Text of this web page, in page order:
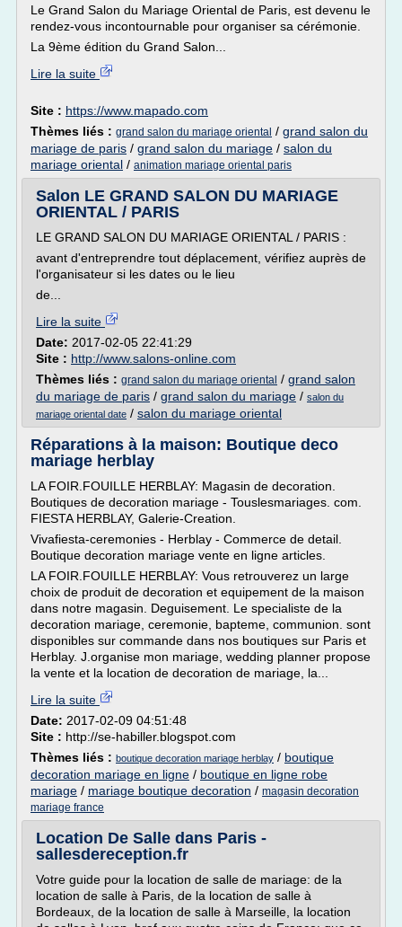
Le Grand Salon du Mariage Oriental de Paris, est devenu le
rendez-vous incontournable pour organiser sa cérémonie.
La 9ème édition du Grand Salon...
Lire la suite
Site : https://www.mapado.com
Thèmes liés : grand salon du mariage oriental / grand salon du
mariage de paris / grand salon du mariage / salon du
mariage oriental / animation mariage oriental paris
Salon LE GRAND SALON DU MARIAGE
ORIENTAL / PARIS
LE GRAND SALON DU MARIAGE ORIENTAL / PARIS :
avant d'entreprendre tout déplacement, vérifiez auprès de
l'organisateur si les dates ou le lieu
de...
Lire la suite
Date: 2017-02-05 22:41:29
Site : http://www.salons-online.com
Thèmes liés : grand salon du mariage oriental / grand salon
du mariage de paris / grand salon du mariage / salon du
mariage oriental date / salon du mariage oriental
Réparations à la maison: Boutique deco
mariage herblay
LA FOIR.FOUILLE HERBLAY: Magasin de decoration.
Boutiques de decoration mariage - Touslesmariages. com.
FIESTA HERBLAY, Galerie-Creation.
Vivafiesta-ceremonies - Herblay - Commerce de detail.
Boutique decoration mariage vente en ligne articles.
LA FOIR.FOUILLE HERBLAY: Vous retrouverez un large
choix de produit de decoration et equipement de la maison
dans notre magasin. Deguisement. Le specialiste de la
decoration mariage, ceremonie, bapteme, communion. sont
disponibles sur commande dans nos boutiques sur Paris et
Herblay. J.organise mon mariage, wedding planner propose
la vente et la location de decoration de mariage, la...
Lire la suite
Date: 2017-02-09 04:51:48
Site : http://se-habiller.blogspot.com
Thèmes liés : boutique decoration mariage herblay / boutique
decoration mariage en ligne / boutique en ligne robe
mariage / mariage boutique decoration / magasin decoration
mariage france
Location De Salle dans Paris -
sallesdereception.fr
Votre guide pour la location de salle de mariage: de la
location de salle à Paris, de la location de salle à
Bordeaux, de la location de salle à Marseille, la location